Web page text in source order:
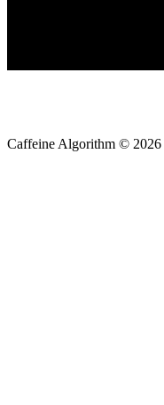
Caffeine Algorithm © 2026